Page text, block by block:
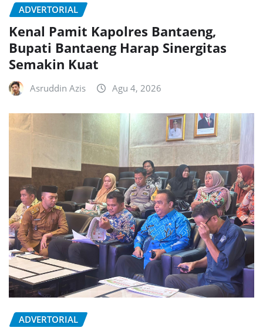
ADVERTORIAL
Kenal Pamit Kapolres Bantaeng,
Bupati Bantaeng Harap Sinergitas
Semakin Kuat
Asruddin Azis Agu 4, 2026
ADVERTORIAL